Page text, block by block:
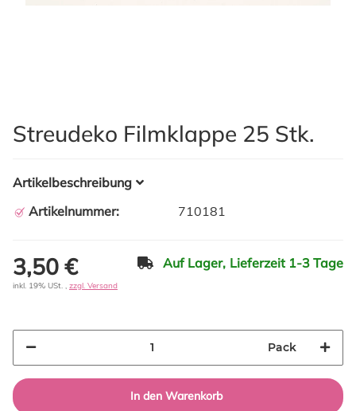
Streudeko Filmklappe 25 Stk.
Artikelbeschreibung
Artikelnummer:
710181
3,50 € Auf Lager, Lieferzeit 1-3 Tage
inkl. 19% USt. , zzgl. Versand
Pack
In den Warenkorb